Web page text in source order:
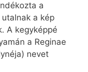
a
a kép
A kegyképpé
a Reginae
nevet